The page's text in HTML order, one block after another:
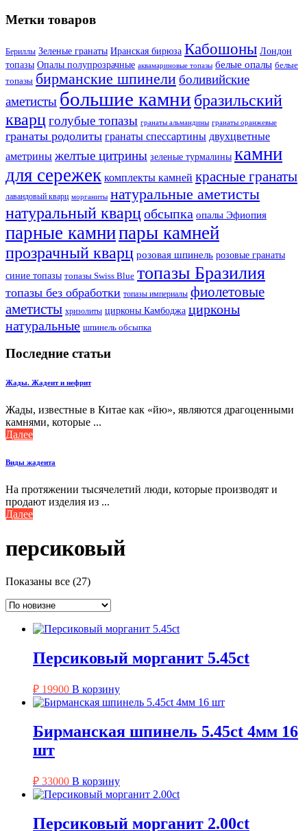
Метки товаров
Бериллы Зеленые гранаты Иранская бирюза Кабошоны Лондон
топазы Опалы полупрозрачные аквамариновые топазы белые опалы белые
топазы бирманские шпинелиболивийские
аметисты большие камни бразильский
кварцголубые топазы гранаты альмандины гранаты оранжевые
гранаты родолиты гранаты спессартины двухцветные
аметрины желтые цитрины зеленые турмалины камни
для сережек комплекты камней красные гранаты
лавандовый кварц морганиты натуральные аметисты
натуральный кварцобсыпка опалы Эфиопия
парные камнипары камней
прозрачный кварц розовая шпинель розовые гранаты
синие топазы топазы Swiss Blue топазы Бразилия
топазы без обработки топазы империалы фиолетовые
аметисты хризолиты цирконы Камбоджа цирконы
натуральные шпинель обсыпка
Последние статьи
Жады. Жадеит и нефрит
Жады, известные в Китае как «йю», являются драгоценными
камнями, которые ...
Далее
Виды жадеита
На протяжении тысячелетий люди, которые производят и
продают изделия из ...
Далее
персиковый
Показаны все (27)Сортировка:
недавние
Персиковый морганит 5.45ct
₽ 19900 В корзину
Бирманская шпинель 5.45ct 4мм 16
шт
₽ 33000 В корзину
Персиковый морганит 2.00ct